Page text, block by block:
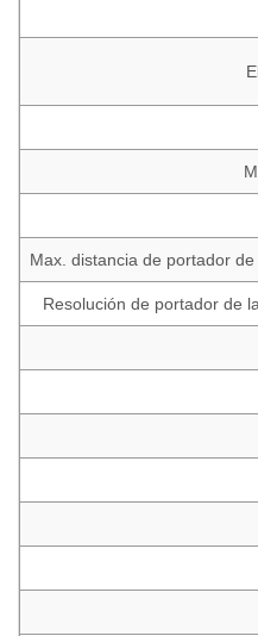
Max. distancia de portador
Resolución de portador de